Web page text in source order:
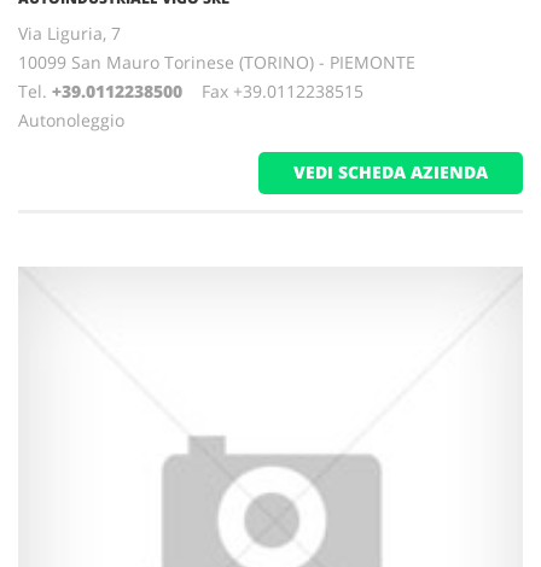
Via Liguria, 7
10099 San Mauro Torinese (TORINO) - PIEMONTE
Tel. +39.0112238500 Fax +39.0112238515
Autonoleggio
VEDI SCHEDA AZIENDA